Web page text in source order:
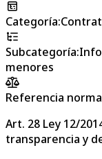
Categoría:
Subcategoría:
menores
Referencia
Art. 28 Ley 12/
transparencia y